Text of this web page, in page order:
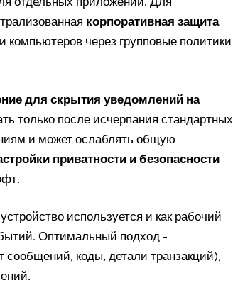
корпоративная защита
и компьютеров через групповые политики
для скрытия уведомлений на
только после исчерпания стандартных
и может ослаблять общую
приватности и безопасности
используется и как рабочий
Оптимальный подход -
сообщений, коды, детали транзакций),